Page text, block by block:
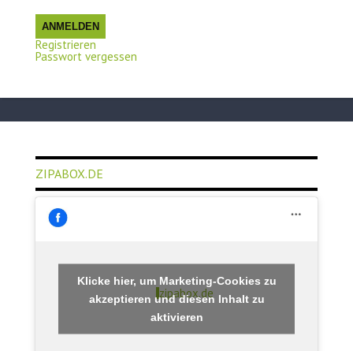
ANMELDEN
Registrieren
Passwort vergessen
ZIPABOX.DE
zipabox.de
Klicke hier, um Marketing-Cookies zu
akzeptieren und diesen Inhalt zu
aktivieren